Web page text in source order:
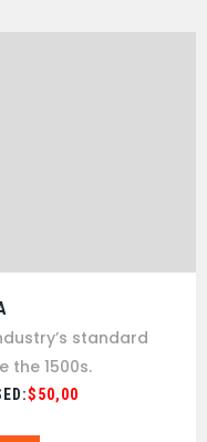
standard
the 1500s.
$50,00